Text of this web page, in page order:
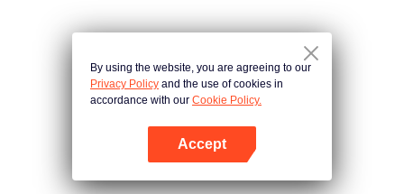
By using the website, you are agreeing to our
Privacy Policy and the use of cookies in
accordance with our Cookie Policy.
Accept